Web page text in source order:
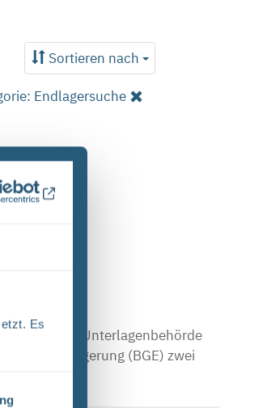
Es
Sortieren nach
Endlagersuche
1 von 1.
der Stasi-Unterlagenbehörde
für Endlagerung (BGE) zwei